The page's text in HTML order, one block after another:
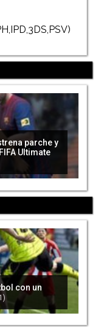
parche y
Ultimate
con un